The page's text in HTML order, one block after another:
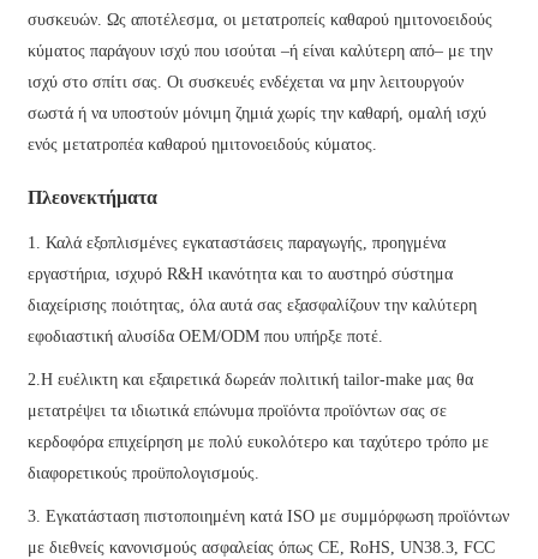
συσκευών. Ως αποτέλεσμα, οι μετατροπείς καθαρού ημιτονοειδούς
κύματος παράγουν ισχύ που ισούται –ή είναι καλύτερη από– με την
ισχύ στο σπίτι σας. Οι συσκευές ενδέχεται να μην λειτουργούν
σωστά ή να υποστούν μόνιμη ζημιά χωρίς την καθαρή, ομαλή ισχύ
ενός μετατροπέα καθαρού ημιτονοειδούς κύματος.
Πλεονεκτήματα
1. Καλά εξοπλισμένες εγκαταστάσεις παραγωγής, προηγμένα
εργαστήρια, ισχυρό R&Η ικανότητα και το αυστηρό σύστημα
διαχείρισης ποιότητας, όλα αυτά σας εξασφαλίζουν την καλύτερη
εφοδιαστική αλυσίδα OEM/ODM που υπήρξε ποτέ.
2.Η ευέλικτη και εξαιρετικά δωρεάν πολιτική tailor-make μας θα
μετατρέψει τα ιδιωτικά επώνυμα προϊόντα προϊόντων σας σε
κερδοφόρα επιχείρηση με πολύ ευκολότερο και ταχύτερο τρόπο με
διαφορετικούς προϋπολογισμούς.
3. Εγκατάσταση πιστοποιημένη κατά ISO με συμμόρφωση προϊόντων
με διεθνείς κανονισμούς ασφαλείας όπως CE, RoHS, UN38.3, FCC